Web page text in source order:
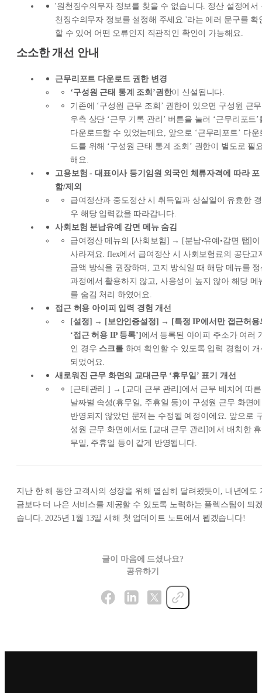
'원천징수의무자 정보를 찾을 수 없습니다. 정산 설정에서
천징수의무자 정보를 설정해 주세요.'라는 에러 문구를 확
할 수 있어 어떤 오류인지 직관적인 확인이 가능해요.
소소한 개선 안내
근무리포트 다운로드 권한 변경
‘구성원 근태 통계 조회’권한이 신설됩니다.
기존에 ‘구성원 근무 조회’ 권한이 있으면 구성원 근무
우측 상단 ‘근무 기록 관리’ 버튼을 눌러 ‘근무리포트’
다운로드할 수 있었는데요, 앞으로 ‘근무리포트’ 다운
드를 위해 ‘구성원 근태 통계 조회’ 권한이 별도로 필
해요.
고용보험 - 대표이사 등기임원 외국인 체류자격에 따라 포
함/제외
급여정산과 중도정산 시 취득일과 상실일이 유효한 경
우 해당 입력값을 따라갑니다.
사회보험 분납유예 감면 메뉴 숨김
급여정산 메뉴의 [사회보험] → [분납•유예•감면 탭]이
사라져요. flex에서 급여정산 시 사회보험료의 공단고
금액 방식을 권장하며, 고지 방식일 때 해당 메뉴를 정
과정에서 활용하지 않고, 사용성이 높지 않아 해당 메
를 숨김 처리 하였어요.
접근 허용 아이피 입력 경험 개선
[설정] → [보안인증설정] → [특정 IP에서만 접근허용
‘접근 허용 IP 등록’] 에서 등록된 아이피 주소가 여러
인 경우 스크롤 하여 확인할 수 있도록 입력 경험이 개
되었어요.
새로워진 근무 화면의 교대근무 ‘휴무일’ 표기 개선
[근태관리 ] → [교대 근무 관리]에서 근무 배치에 따른
날짜별 속성(휴무일, 주휴일 등)이 구성원 근무 화면에
반영되지 않았던 문제는 수정될 예정이에요. 앞으로
성원 근무 화면에서도 [교대 근무 관리]에서 배치한 휴
무일, 주휴일 등이 같게 반영됩니다.
지난 한 해 동안 고객사의 성장을 위해 열심히 달려왔듯이, 내년에도
금보다 더 나은 서비스를 제공할 수 있도록 노력하는 플렉스팀이 되
습니다. 2025년 1월 13일 새해 첫 업데이트 노트에서 뵙겠습니다!
글이 마음에 드셨나요?
공유하기